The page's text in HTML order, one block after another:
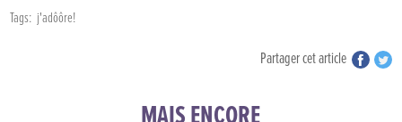
Tags: j'adôôre!
Partager cet article